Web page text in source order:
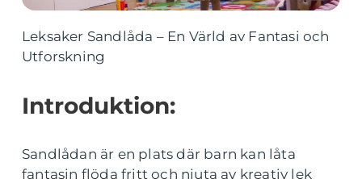
Leksaker Sandlåda – En Värld av Fantasi och
Utforskning
Introduktion:
Sandlådan är en plats där barn kan låta
fantasin flöda fritt och njuta av kreativ lek